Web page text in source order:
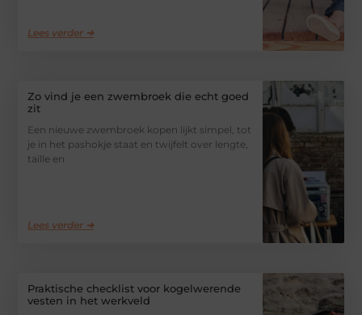
Lees verder ➜
Zo vind je een zwembroek die echt goed
zit
Een nieuwe zwembroek kopen lijkt simpel, tot
je in het pashokje staat en twijfelt over lengte,
taille en
Lees verder ➜
Praktische checklist voor kogelwerende
vesten in het werkveld